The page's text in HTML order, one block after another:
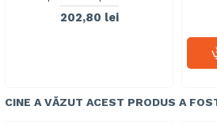
202,80 lei
CINE A VĂZUT ACEST PRODUS A